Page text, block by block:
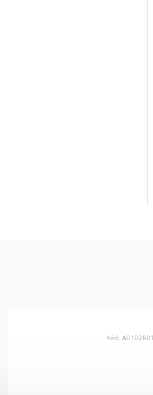
Kód: A0102601